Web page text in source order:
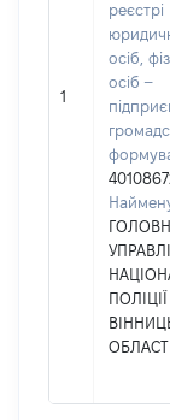
1
реєстрі
осіб,
осіб –
ОБЛАСТІ